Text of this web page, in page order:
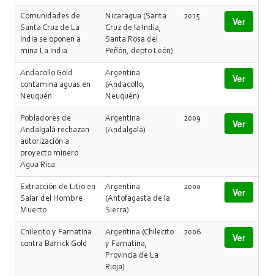
Comunidades de
Santa Cruz de La
India se oponen a
mina La India
Nicaragua (Santa
Cruz de la India,
Santa Rosa del
Peñón, depto León)
2015 Ver
Andacollo Gold
contamina aguas en
Neuquén
Argentina
(Andacollo,
Neuquén)
Ver
Pobladores de
Andalgalá rechazan
autorización a
proyecto minero
Agua Rica
Argentina
(Andalgalá)
2009 Ver
Extracción de Litio en
Salar del Hombre
Muerto
Argentina
(Antofagasta de la
Sierra)
2000 Ver
Chilecito y Famatina
contra Barrick Gold
Argentina (Chilecito
y Famatina,
Provincia de La
Rioja)
2006 Ver